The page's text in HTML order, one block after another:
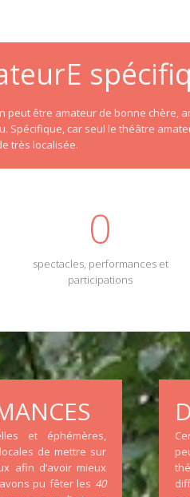
peut être amateur de bonne chère,
car seul le théâtre
très localisée.
0
spectacles, performances et
participations
et éphémères,
de mettre sur
afin d’avoir mieux
pu fêter les 40